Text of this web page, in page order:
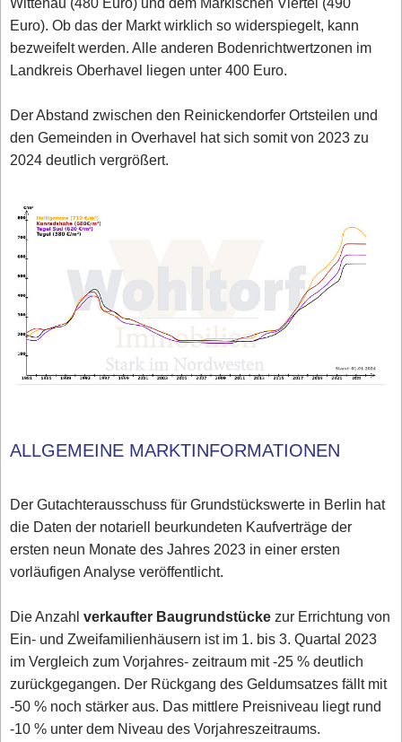
Euro). Ob das der Markt wirklich so widerspiegelt, kann
bezweifelt werden. Alle anderen Bodenrichtwertzonen im
Landkreis Oberhavel liegen unter 400 Euro.
Der Abstand zwischen den Reinickendorfer Ortsteilen und
den Gemeinden in Overhavel hat sich somit von 2023 zu
2024 deutlich vergrößert.
ALLGEMEINE MARKTINFORMATIONEN
Der Gutachterausschuss für Grundstückswerte in Berlin hat
die Daten der notariell beurkundeten Kaufverträge der
ersten neun Monate des Jahres 2023 in einer ersten
vorläufigen Analyse veröffentlicht.
Die Anzahlverkaufter Baugrundstückezur Errichtung von
Ein- und Zweifamilienhäusern ist im 1. bis 3. Quartal 2023
im Vergleich zum Vorjahres- zeitraum mit -25 % deutlich
zurückgegangen. Der Rückgang des Geldumsatzes fällt mit
-50 % noch stärker aus. Das mittlere Preisniveau liegt rund
-10 % unter dem Niveau des Vorjahreszeitraums.